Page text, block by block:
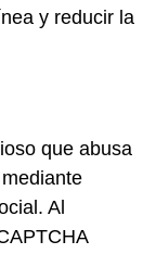
y reducir la
que abusa
Al